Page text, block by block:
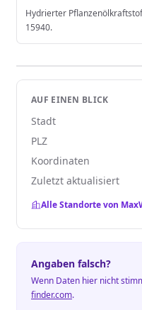
Hydrierter
15940.
AUF EINEN BLICK
Stadt
PLZ
Koordinaten
Zuletzt aktualisiert
Alle Standorte von
Angaben falsch?
Wenn Daten hier nicht
finder.com.